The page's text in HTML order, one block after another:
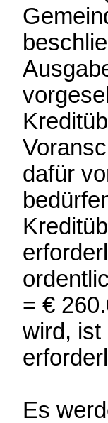
dafür
= €
wird, ist
Es